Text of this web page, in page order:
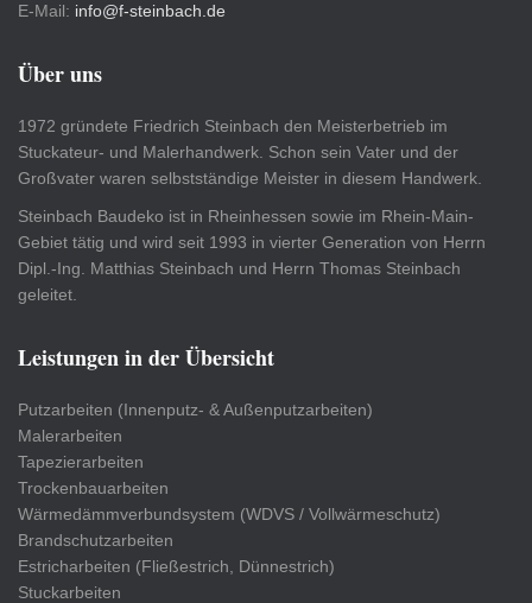
E-Mail: info@f-steinbach.de
Über uns
1972 gründete Friedrich Steinbach den Meisterbetrieb im
Stuckateur- und Malerhandwerk. Schon sein Vater und der
Großvater waren selbstständige Meister in diesem Handwerk.
Steinbach Baudeko ist in Rheinhessen sowie im Rhein-Main-
Gebiet tätig und wird seit 1993 in vierter Generation von Herrn
Dipl.-Ing. Matthias Steinbach und Herrn Thomas Steinbach
geleitet.
Leistungen in der Übersicht
Putzarbeiten (Innenputz- & Außenputzarbeiten)
Malerarbeiten
Tapezierarbeiten
Trockenbauarbeiten
Wärmedämmverbundsystem (WDVS / Vollwärmeschutz)
Brandschutzarbeiten
Estricharbeiten (Fließestrich, Dünnestrich)
Stuckarbeiten